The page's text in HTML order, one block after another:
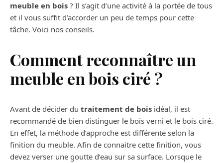
meuble en bois ? Il s’agit d’une activité à la portée de tous
et il vous suffit d’accorder un peu de temps pour cette
tâche. Voici nos conseils.
Comment reconnaître un
meuble en bois ciré ?
Avant de décider du traitement de bois idéal, il est
recommandé de bien distinguer le bois verni et le bois ciré.
En effet, la méthode d’approche est différente selon la
finition du meuble. Afin de connaitre cette finition, vous
devez verser une goutte d’eau sur sa surface. Lorsque le